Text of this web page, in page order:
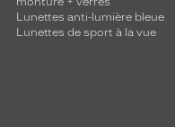
Lunettes anti-lumière bleue
Lunettes de sport à la vue